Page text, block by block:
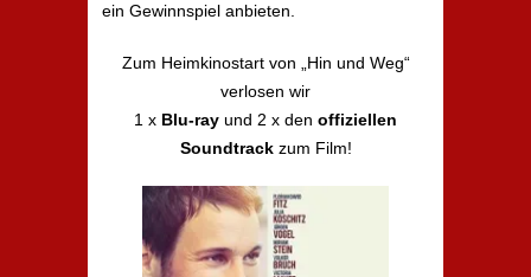
ein Gewinnspiel anbieten.
Zum Heimkinostart von „Hin und Weg“
verlosen wir
1 x Blu-ray und 2 x den offiziellen
Soundtrackzum Film!